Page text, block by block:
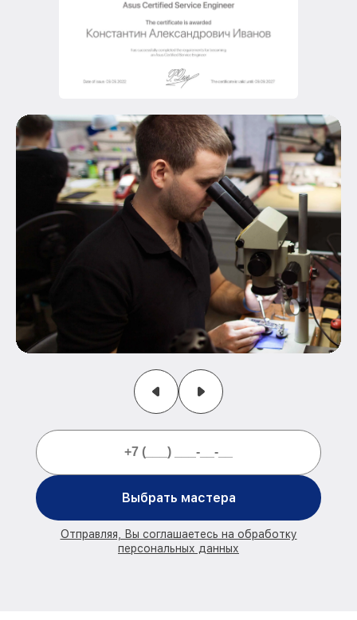
Выбрать мастера
Отправляя, Вы соглашаетесь на обработку
персональных данных